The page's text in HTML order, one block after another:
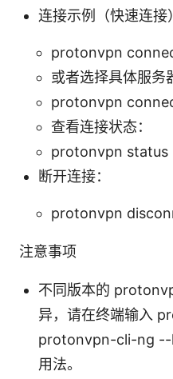
连接示例（快速连接
protonvpn
或者选择具体服务
protonvpn
查看连接状态：
protonvpn status
断开连接：
protonvpn
注意事项
不同版本的
异，请在终端输入
protonvpn-cli-ng --
用法。